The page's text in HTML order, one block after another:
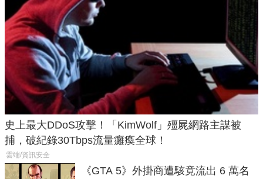
史上最大DDoS攻擊！「KimWolf」殭屍網路主謀被
捕，破紀錄30Tbps流量癱瘓全球！
雲端/資訊安全
《GTA 5》外掛商遭駭竟流出 6 萬名